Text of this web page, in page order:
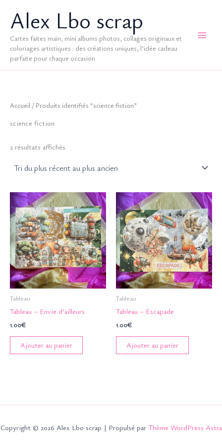
contenuAlex Lbo scrap
Cartes faites main, mini albums photos, collages originaux et
coloriages artistiques : des créations uniques, l’idée cadeau
parfaite pour chaque occasion.
Accueil / Produits identifiés “science fiction”
science fiction
2 résultats affichés
récent
au
Tableau
Tableau – Envie d’ailleurs
1.00€
Ajouter au panier
Tableau
Tableau – Escapade
1.00€
Ajouter au panier
Copyright © 2026 Alex Lbo scrap | Propulsé par Thème WordPress Astra